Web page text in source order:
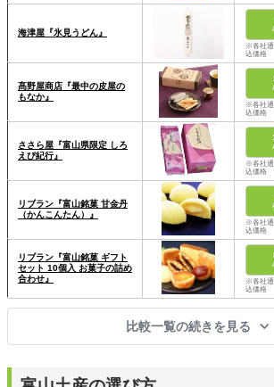
海津屋『氷見うどん』
※各社通
込価格
髙野屋商店『最中の皮屋の
もなか』
※各社通
込価格
ささら屋『富山県限定 しろ
えび紀行』
※各社通
込価格
リブラン『富山銘菓 甘金丹
（かんこんたん）』
※各社通
込価格
リブラン『富山銘菓 ギフト
セット 10個入 お菓子の詰め
合わせ』
※各社通
込価格
比較一覧の続きを見る